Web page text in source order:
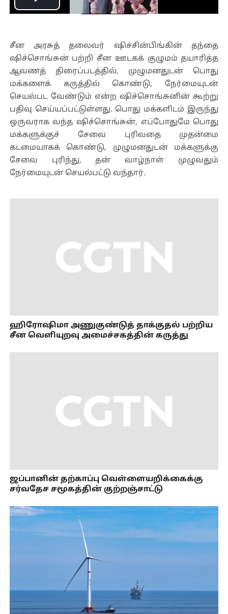
Play
சீன அரசுத் தலைவர் ஷிச்சின்பிங்கின் தந்தை
ஷிச்சொங்சுன் பற்றி சீன ஊடகக் குழுமம் தயாரித்த
ஆவணத் திரைப்படத்தில், முழுமனதுடன் பொது
மக்களைக் கருத்தில் கொண்டு, நேர்மையுடன்
செயல்பட வேண்டும் என்ற ஷிச்சொங்சுனின் கூற்று
பதிவு செய்யப்பட்டுள்ளது. பொது மக்களிடம் இருந்து
ஒருவராக வந்த ஷிச்சொங்சுன், எப்போதுமே பொது
மக்களுக்குச் சேவை புரிவதை முதன்மை
கடமையாகக் கொண்டு, முழுமனதுடன் மக்களுக்கு
சேவை புரிந்து, தன் வாழ்நாள் முழுவதும்
நேர்மையுடன் செயல்பட்டு வந்தார்.
ஹிரோஷிமா அணுகுண்டுத் தாக்குதல் பற்றிய
சீன வெளியுறவு அமைச்சகத்தின் கருத்து
ஜப்பானின் தற்காப்பு வெள்ளையறிக்கைக்கு
சர்வதேச சமூகத்தின் குற்றஞ்சாட்டு